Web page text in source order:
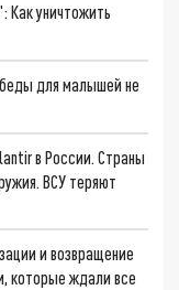
Как уничтожить
для малышей не
в России. Страны
ВСУ теряют
и возвращение
которые ждали все